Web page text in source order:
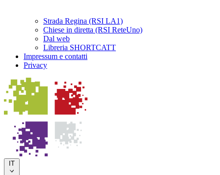
Strada Regina (RSI LA1)
Chiese in diretta (RSI ReteUno)
Dal web
Libreria SHORTCATT
Impressum e contatti
Privacy
IT